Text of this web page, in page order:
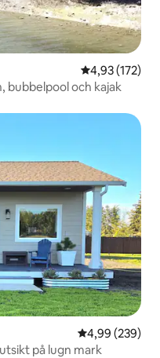
4,93 av 5 i
4,93 (172)
bubbelpool och kajak
4,99 av 5 i
4,99 (239)
på lugn mark